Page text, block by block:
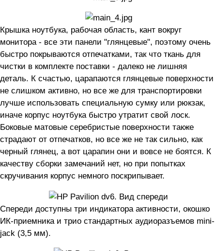
Крышка ноутбука, рабочая область, кант вокруг
монитора - все эти панели "глянцевые", поэтому очень
быстро покрываются отпечатками, так что ткань для
чистки в комплекте поставки - далеко не лишняя
деталь. К счастью, царапаются глянцевые поверхности
не слишком активно, но все же для транспортировки
лучше использовать специальную сумку или рюкзак,
иначе корпус ноутбука быстро утратит свой лоск.
Боковые матовые серебристые поверхности также
страдают от отпечатков, но все же не так сильно, как
черный глянец, а вот царапин они и вовсе не боятся. К
качеству сборки замечаний нет, но при попытках
скручивания корпус немного поскрипывает.
Спереди доступны три индикатора активности, окошко
ИК-приемника и трио стандартных аудиоразъемов mini-
jack (3,5 мм).